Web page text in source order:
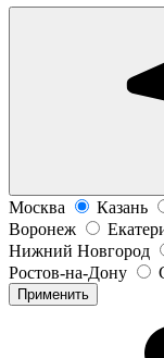
Москва Казань
Воронеж
Нижний Новгород
Ростов-на-Дону
Применить